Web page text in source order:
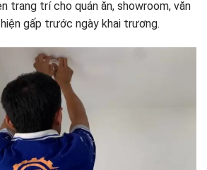
trang trí cho quán ăn, showroom, văn
gấp trước ngày khai trương.